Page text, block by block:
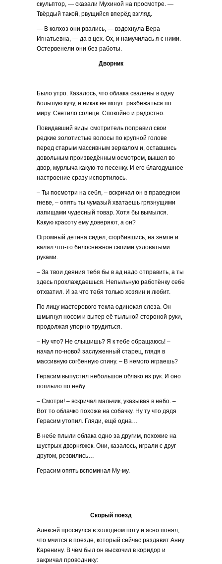
скульптор, — сказали Мухиной на просмотре. —
Твёрдый такой, рвущийся вперёд взгляд.
— В колхоз они рвались, — вздохнула Вера
Игнатьевна, — да в цех. Ох, и намучилась я с ними.
Остервенели они без работы.
Дворник
Было утро. Казалось, что облака свалены в одну
большую кучу, и никак не могут разбежаться по
миру. Светило солнце. Спокойно и радостно.
Повидавший виды смотритель поправил свои
редкие золотистые волосы по крупной голове
перед старым массивным зеркалом и, оставшись
довольным произведённым осмотром, вышел во
двор, мурлыча какую-то песенку. И его благодушное
настроение сразу испортилось.
– Ты посмотри на себя, – вскричал он в праведном
гневе, – опять ты чумазый хватаешь грязнущими
лапищами чудесный товар. Хотя бы вымылся.
Какую красоту ему доверяют, а он?
Огромный детина сидел, сгорбившись, на земле и
валял что-то белоснежное своими узловатыми
руками.
– За твои деяния тебя бы в ад надо отправить, а ты
здесь прохлаждаешься. Непыльную работёнку себе
отхватил. И за что тебя только хозяин и любит.
По лицу мастерового текла одинокая слеза. Он
шмыгнул носом и вытер её тыльной стороной руки,
продолжая упорно трудиться.
– Ну что? Не слышишь? Я к тебе обращаюсь! –
начал по-новой заслуженный старец, глядя в
массивную согбенную спину. – В немого играешь?
Герасим выпустил небольшое облако из рук. И оно
поплыло по небу.
– Смотри! – вскричал мальчик, указывая в небо. –
Вот то облачко похоже на собачку. Ну ту что дядя
Герасим утопил. Гляди, ещё одна…
В небе плыли облака одно за другим, похожие на
шустрых дворняжек. Они, казалось, играли с друг
другом, резвились…
Герасим опять вспоминал Му-му.
Скорый поезд
Алексей проснулся в холодном поту и ясно понял,
что мчится в поезде, который сейчас раздавит Анну
Каренину. В чём был он выскочил в коридор и
закричал проводнику: